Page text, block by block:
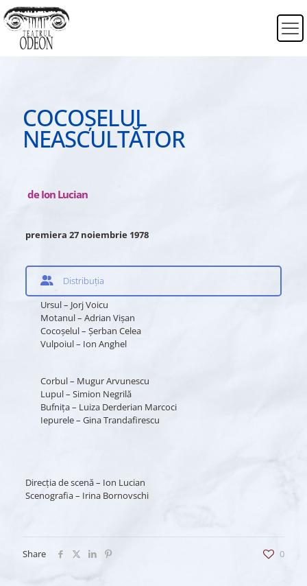
COCOȘELUL
NEASCULTĂTOR
de Ion Lucian
premiera 27 noiembrie 1978
Distribuția
Ursul – Jorj Voicu
Motanul – Adrian Vișan
Cocoșelul – Șerban Celea
Vulpoiul – Ion Anghel
Corbul – Mugur Arvunescu
Lupul – Simion Negrilă
Bufnița – Luiza Derderian Marcoci
Iepurele – Gina Trandafirescu
Direcția de scenă – Ion Lucian
Scenografia – Irina Bornovschi
Share 0